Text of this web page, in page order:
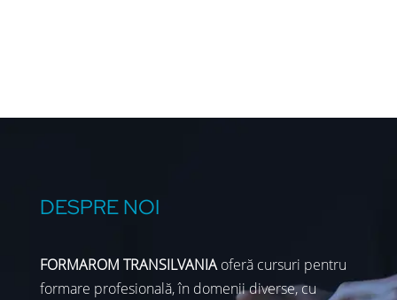
DESPRE NOI
FORMAROM TRANSILVANIAoferă cursuri pentru
formare profesională, în domenii diverse, cu